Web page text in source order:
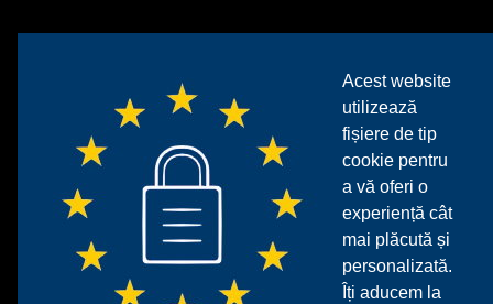
Acest website
utilizează
fișiere de tip
cookie pentru
a vă oferi o
experiență cât
mai plăcută și
personalizată.
Îți aducem la